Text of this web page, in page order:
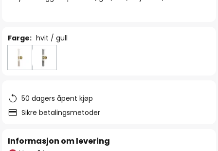
Farge: hvit / gull
50 dagers åpent kjøp
Sikre betalingsmetoder
Informasjon om levering